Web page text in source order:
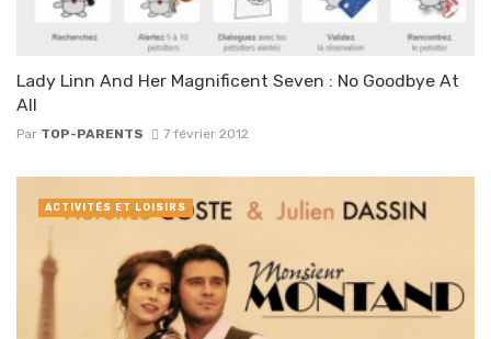
Lady Linn And Her Magnificent Seven : No Goodbye At
All
Par TOP-PARENTS 7 février 2012
ACTIVITÉS ET LOISIRS